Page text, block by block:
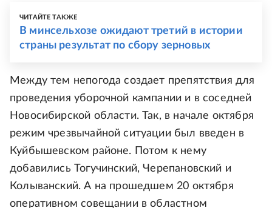
ЧИТАЙТЕ ТАКЖЕ
В минсельхозе ожидают третий в истории
страны результат по сбору зерновых
Между тем непогода создает препятствия для
проведения уборочной кампании и в соседней
Новосибирской области. Так, в начале октября
режим чрезвычайной ситуации был введен в
Куйбышевском районе. Потом к нему
добавились Тогучинский, Черепановский и
Колыванский. А на прошедшем 20 октября
оперативном совещании в областном